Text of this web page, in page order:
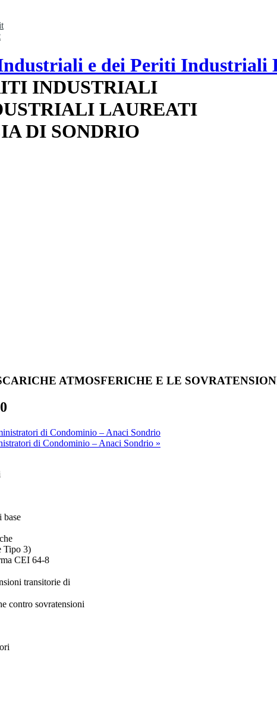
INDUSTRIALI
LAUREATI
DI SONDRIO
ATMOSFERICHE E LE
di Condominio – Anaci Sondrio
di Condominio – Anaci Sondrio »
base
Tipo 3)
CEI 64-8
transitorie di
contro sovratensioni